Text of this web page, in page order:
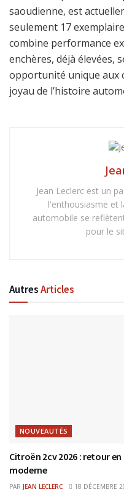
saoudienne, est
seulement 17
combine performance
enchères, déjà élevées,
opportunité unique aux
joyau de l’histoire
Jean Leclerc est un
l'enthousiasme et
automobile se
pour le
AutresArticles
NOUVEAUTÉS
Citroën 2cv 2026 : retour
moderne
PAR JEAN LECLERC 18 DÉCEMBRE